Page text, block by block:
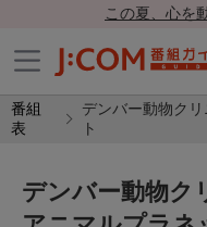
この夏、心を
番組
表
デンバー動物ク
ト
デンバー動物ク